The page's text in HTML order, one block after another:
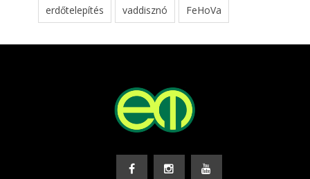
erdőtelepítés vaddisznó FeHoVa